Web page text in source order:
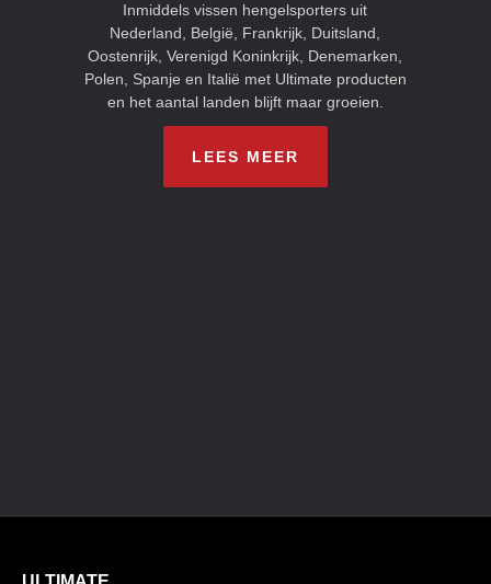
Inmiddels vissen hengelsporters uit
Nederland, België, Frankrijk, Duitsland,
Oostenrijk, Verenigd Koninkrijk, Denemarken,
Polen, Spanje en Italië met Ultimate producten
en het aantal landen blijft maar groeien.
LEES MEER